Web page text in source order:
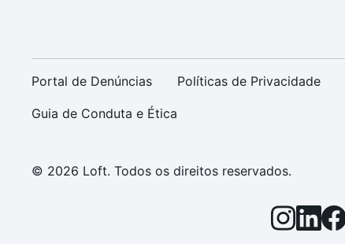
Portal de Denúncias Políticas de Privacidade
Guia de Conduta e Ética
© 2026 Loft. Todos os direitos reservados.